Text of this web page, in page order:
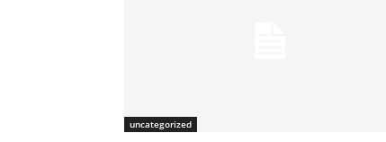
uncategorized